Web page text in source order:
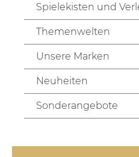
Spielekisten und
Themenwelten
Unsere Marken
Neuheiten
Sonderangebote